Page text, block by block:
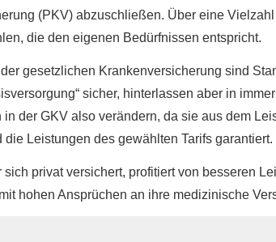
(PKV) abzuschließen. Über eine
die den eigenen Bedürfnissen entspricht.
gesetzlichen Kranken­ver­si­che­rung sind
sicher, hinterlassen aber in
in der GKV also verändern, da sie aus dem
die Leistungen des gewählten Tarifs garantiert.
sich privat versichert, profitiert von besseren
hohen Ansprüchen an ihre medizinische